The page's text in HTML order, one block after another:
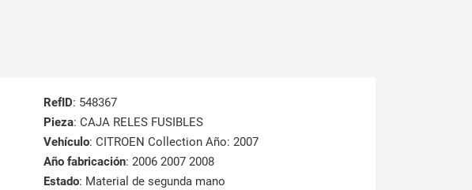
RefID: 548367
Pieza: CAJA RELES FUSIBLES
Vehículo: CITROEN Collection Año: 2007
Año fabricación: 2006 2007 2008
Estado: Material de segunda mano